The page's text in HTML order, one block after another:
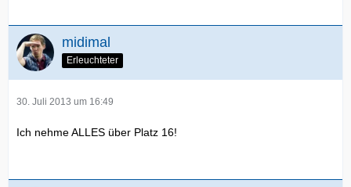
midimal
Erleuchteter
30. Juli 2013 um 16:49
Ich nehme ALLES über Platz 16!